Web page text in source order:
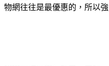
物網往往是最優惠的，所以